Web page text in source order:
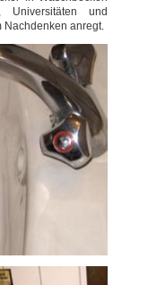
Universitäten und
Nachdenken anregt.